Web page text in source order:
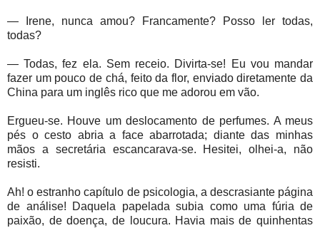
— Irene, nunca amou? Francamente? Posso ler todas,
todas?
— Todas, fez ela. Sem receio. Divirta-se! Eu vou mandar
fazer um pouco de chá, feito da flor, enviado diretamente da
China para um inglês rico que me adorou em vão.
Ergueu-se. Houve um deslocamento de perfumes. A meus
pés o cesto abria a face abarrotada; diante das minhas
mãos a secretária escancarava-se. Hesitei, olhei-a, não
resisti.
Ah! o estranho capítulo de psicologia, a descrasiante página
de análise! Daquela papelada subia como uma fúria de
paixão, de doença, de loucura. Havia mais de quinhentas